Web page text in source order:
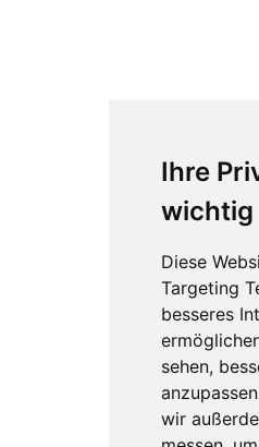
Ihre
wichtig
Diese
Targeting
besseres
sehen,
wir